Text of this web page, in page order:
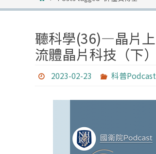
聽科學(36)—晶片
流體晶片科技（下）
2023-02-23 科普Podcast